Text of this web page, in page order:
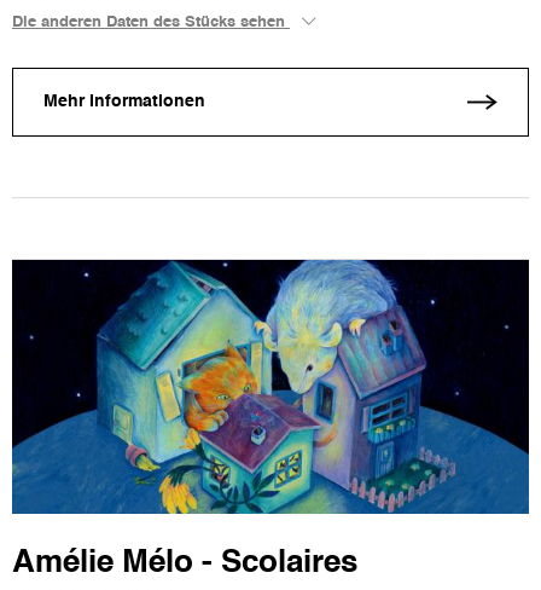
Die anderen Daten des Stücks sehen
Mehr Informationen
Amélie Mélo - Scolaires